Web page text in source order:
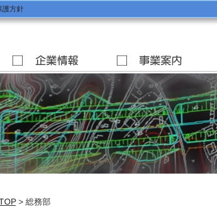
護方針
> 総務部